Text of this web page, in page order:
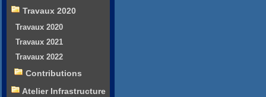
Travaux 2020
Travaux 2020
Travaux 2021
Travaux 2022
Contributions
Atelier Infrastructure